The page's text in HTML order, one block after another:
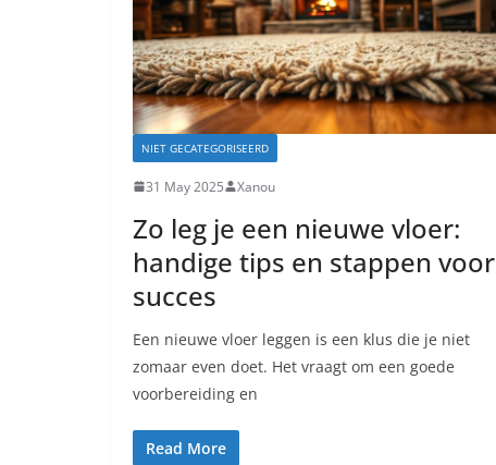
NIET GECATEGORISEERD
31 May 2025 Xanou
Zo leg je een nieuwe vloer:
handige tips en stappen voor
succes
Een nieuwe vloer leggen is een klus die je niet
zomaar even doet. Het vraagt om een goede
voorbereiding en
Read More